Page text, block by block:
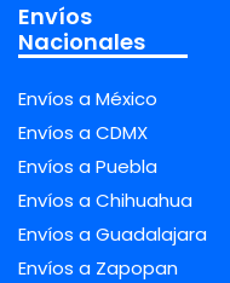
Envíos
Nacionales
Envíos a México
Envíos a CDMX
Envíos a Puebla
Envíos a Chihuahua
Envíos a Guadalajara
Envíos a Zapopan